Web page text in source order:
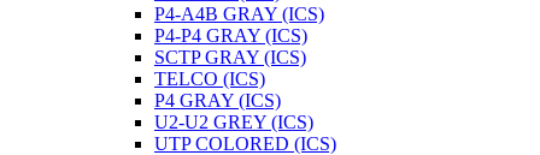
P4-A4B GRAY (ICS)
P4-P4 GRAY (ICS)
SCTP GRAY (ICS)
TELCO (ICS)
P4 GRAY (ICS)
U2-U2 GREY (ICS)
UTP COLORED (ICS)